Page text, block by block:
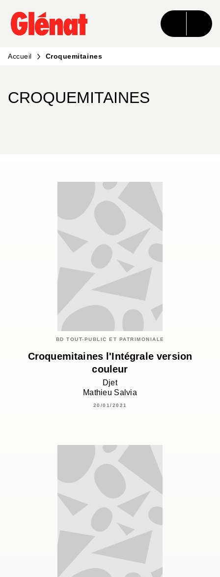
MENU RECHERCHE CONTENU
PIED DE PAGE
Accueil Croquemitaines
CROQUEMITAINES
BD TOUT-PUBLIC ET PATRIMONIALE
Croquemitaines l'Intégrale version
couleur
Djet
Mathieu Salvia
20/01/2021